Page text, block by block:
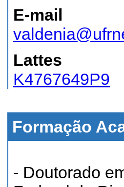
E-mail
Lattes
K4767649P9
Formação
- Doutorado